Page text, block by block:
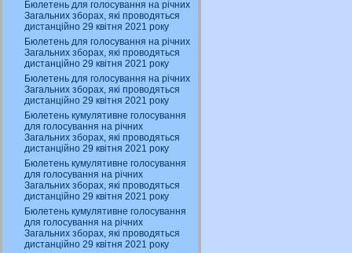
Бюлетень для голосування на річних
Загальних зборах, які проводяться
дистанційно 29 квітня 2021 року
Бюлетень для голосування на річних
Загальних зборах, які проводяться
дистанційно 29 квітня 2021 року
Бюлетень для голосування на річних
Загальних зборах, які проводяться
дистанційно 29 квітня 2021 року
Бюлетень кумулятивне голосування
для голосування на річних
Загальних зборах, які проводяться
дистанційно 29 квітня 2021 року
Бюлетень кумулятивне голосування
для голосування на річних
Загальних зборах, які проводяться
дистанційно 29 квітня 2021 року
Бюлетень кумулятивне голосування
для голосування на річних
Загальних зборах, які проводяться
дистанційно 29 квітня 2021 року